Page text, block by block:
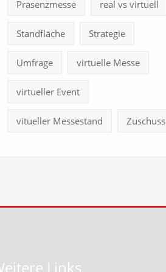
Präsenzmesse real vs virtuell
Standfläche Strategie
Umfrage virtuelle Messe
virtueller Event
vitueller Messestand Zuschuss
Links